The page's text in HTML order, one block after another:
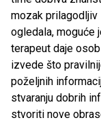
mozak prilagodljiv
ogledala, moguće
terapeut daje
izvede što
poželjnih
stvaranju dobrih
stvoriti nove